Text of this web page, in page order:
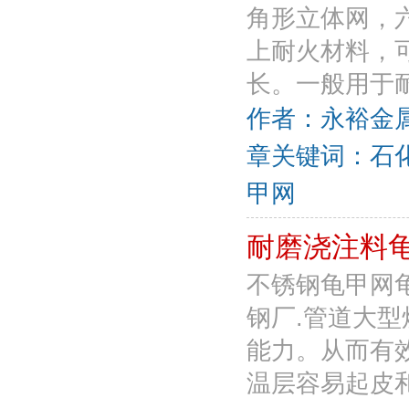
角形立体网，
上耐火材料，
长。一般用于
作者：永裕
章关键词：石
甲网
耐磨浇注料
不锈钢龟甲网
钢厂.管道大
能力。从而有
温层容易起皮